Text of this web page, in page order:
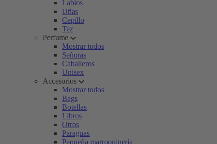
Labios
Uñas
Cepillo
Tez
Perfume
Mostrar todos
Señoras
Caballeros
Unisex
Accesorios
Mostrar todos
Bags
Botellas
Libros
Otros
Paraguas
Pequeña marroquinería